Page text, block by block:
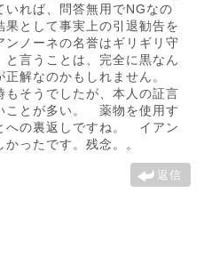
いれば、問答無用でNGなの
として事実上の引退勧告を
ノーネの名誉はギリギリ守
言うことは、完全に黒なん
正解なのかもしれません。
そうでしたが、本人の証言
ことが多い。 薬物を使用す
への裏返しですね。 イアン
ったです。残念。。
返信